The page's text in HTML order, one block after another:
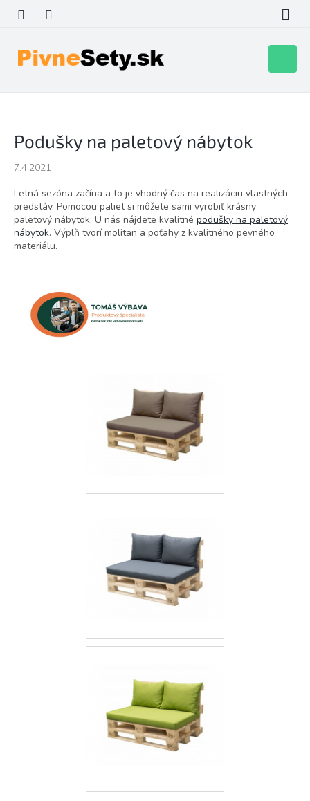
obsah
košík
Podušky na paletový nábytok
7.4.2021
Letná sezóna začína a to je vhodný čas na realizáciu vlastných
predstáv. Pomocou paliet si môžete sami vyrobiť krásny
paletový nábytok. U nás nájdete kvalitné podušky na paletový
nábytok. Výplň tvorí molitan a poťahy z kvalitného pevného
materiálu.